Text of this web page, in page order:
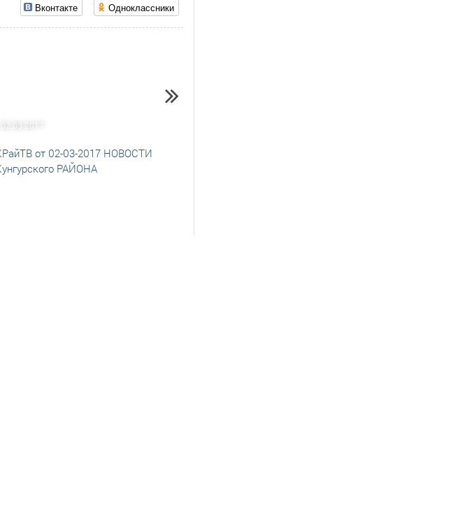
Вконтакте Одноклассники
02.03.2017
от 02-03-2017 НОВОСТИ
РАЙОНА